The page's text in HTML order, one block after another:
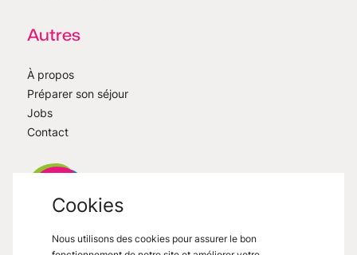
Autres
À propos
Préparer son séjour
Jobs
Contact
VisitMons2026- All right reserved
Cookies
Nous utilisons des cookies pour assurer le bon